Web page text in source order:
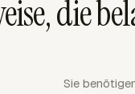
die
Sie